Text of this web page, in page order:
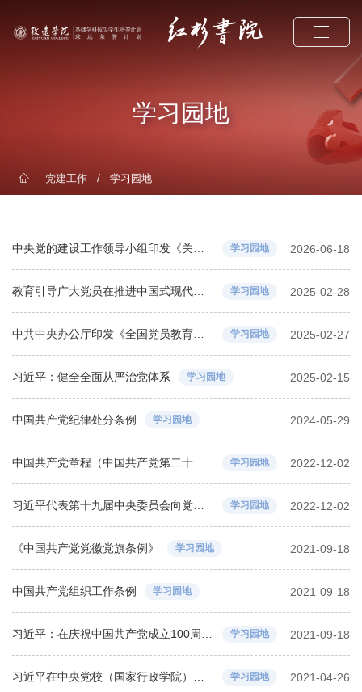
学习园地
党建工作 / 学习园地
学习园地 2026-06-18
学习园地 2025-02-28
学习园地 2025-02-27
习近平：健全全面从严治党体系 学习园地 2025-02-15
中国共产党纪律处分条例 学习园地 2024-05-29
学习园地 2022-12-02
学习园地 2022-12-02
《中国共产党党徽党旗条例》 学习园地 2021-09-18
中国共产党组织工作条例 学习园地 2021-09-18
学习园地 2021-09-18
学习园地 2021-04-26